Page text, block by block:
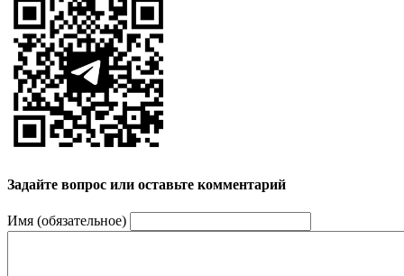
Задайте вопрос или оставьте комментарий
Имя (обязательное)